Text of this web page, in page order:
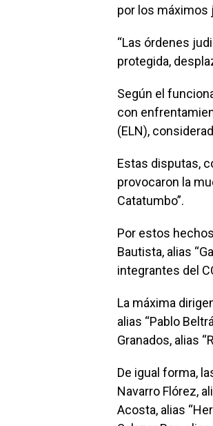
por los máximos
“Las órdenes
protegida,
Según el
con
(ELN),
Estas disputas,
provocaron la
Catatumbo”.
Por estos
Bautista, alias
integrantes del
La máxima
alias “Pablo
Granados, alias
De igual forma,
Navarro Flórez,
Acosta, alias